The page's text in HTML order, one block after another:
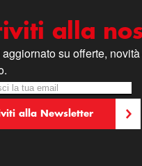
alla
su offerte,
nostra Newsletter:
alla Newsletter